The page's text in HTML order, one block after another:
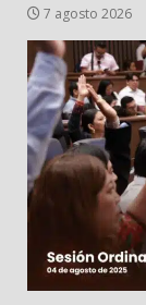
7 agosto 2026